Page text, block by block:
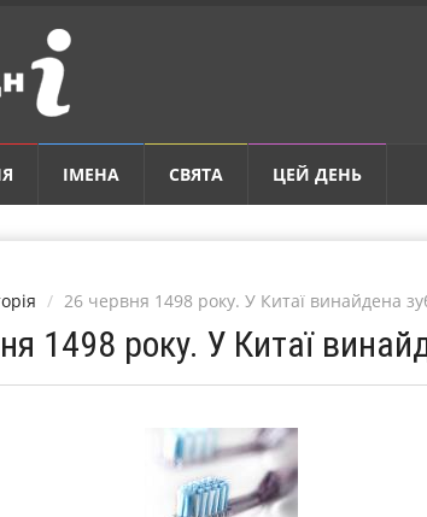
ІМЕНА СВЯТА ЦЕЙ ДЕНЬ
26 червня 1498 року. У Китаї винайдена
1498 року. У Китаї